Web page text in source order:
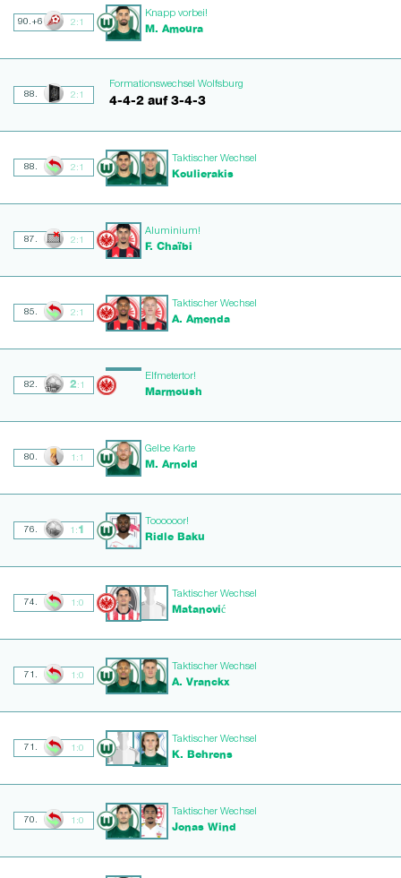
90.+6 2:1
Knapp vorbei!
M. Amoura
88. 2:1
Formationswechsel Wolfsburg
4-4-2 auf 3-4-3
88. 2:1
Taktischer Wechsel
Koulierakis
87. 2:1
Aluminium!
F. Chaïbi
85. 2:1
Taktischer Wechsel
A. Amenda
82. 2 :1
Elfmetertor!
Marmoush
80. 1:1
Gelbe Karte
M. Arnold
76. 1: 1
Toooooor!
Ridle Baku
74. 1:0
Taktischer Wechsel
Matanović
71. 1:0
Taktischer Wechsel
A. Vranckx
71. 1:0
Taktischer Wechsel
K. Behrens
70. 1:0
Taktischer Wechsel
Jonas Wind